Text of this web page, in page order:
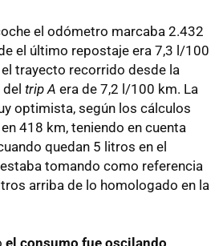
el odómetro marcaba 2.432
el último repostaje era 7,3 l/100
trayecto recorrido desde la
trip A era de 7,2 l/100 km. La
optimista, según los cálculos
418 km, teniendo en cuenta
quedan 5 litros en el
tomando como referencia
arriba de lo homologado en la
el consumo fue oscilando